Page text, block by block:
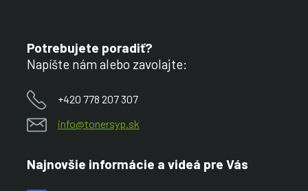
Potrebujete poradiť?
Napíšte nám alebo zavolajte:
+420 778 207 307
info@tonersyp.sk
Najnovšie informácie a videá pre Vás